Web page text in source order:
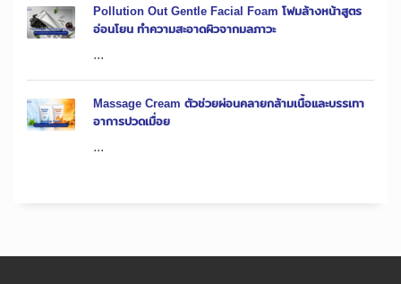
Pollution Out Gentle Facial Foam โฟมล้างหน้าสูตร
อ่อนโยน ทำความสะอาดผิวจากมลภาวะ
...
Massage Cream ตัวช่วยผ่อนคลายกล้ามเนื้อและบรรเทา
อาการปวดเมื่อย
...